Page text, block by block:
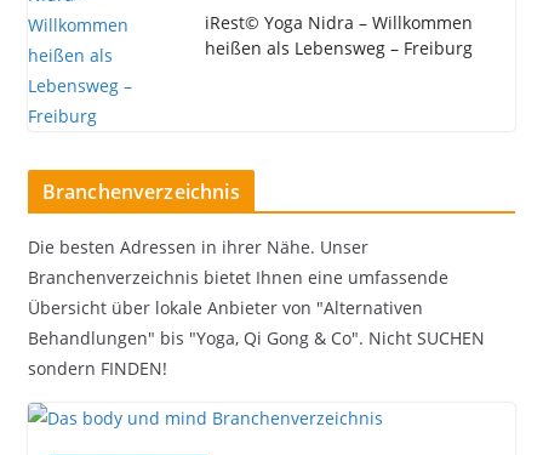
iRest© Yoga Nidra – Willkommen
heißen als Lebensweg – Freiburg
Branchenverzeichnis
Die besten Adressen in ihrer Nähe. Unser
Branchenverzeichnis bietet Ihnen eine umfassende
Übersicht über lokale Anbieter von "Alternativen
Behandlungen" bis "Yoga, Qi Gong & Co". Nicht SUCHEN
sondern FINDEN!